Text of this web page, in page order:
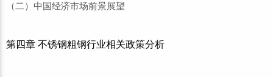
（二）中国经济市场前景展望
第四章 不锈钢粗钢行业相关政策分析